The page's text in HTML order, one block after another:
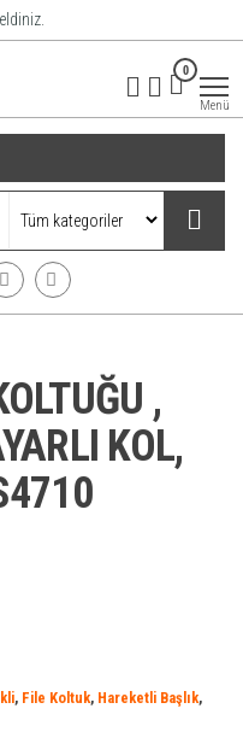
0
Menü
,
KOL,
, File Koltuk, Hareketli Başlık,